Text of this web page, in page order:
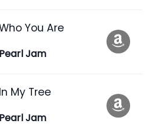
You Are
Pearl Jam
In My Tree
Pearl Jam